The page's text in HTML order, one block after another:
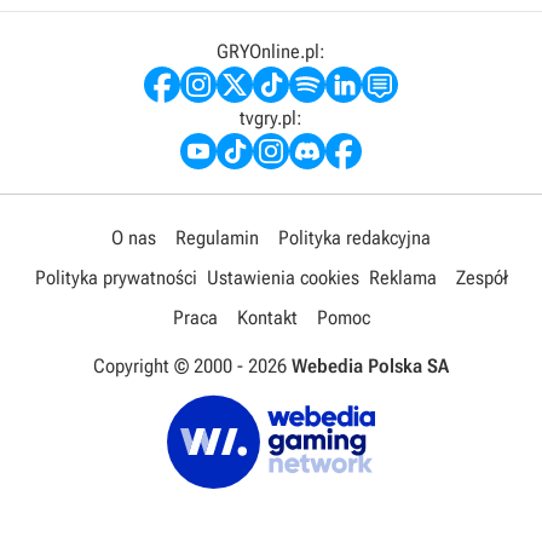
GRYOnline.pl:
tvgry.pl:
O nas Regulamin
Polityka redakcyjna
Polityka prywatności Ustawienia cookies Reklama
Zespół
Praca
Kontakt Pomoc
Copyright © 2000 - 2026 Webedia Polska SA